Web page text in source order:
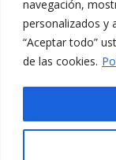
navegación,
personalizados y
“Aceptar todo”
de las cookies.
Aviso de
PQRS